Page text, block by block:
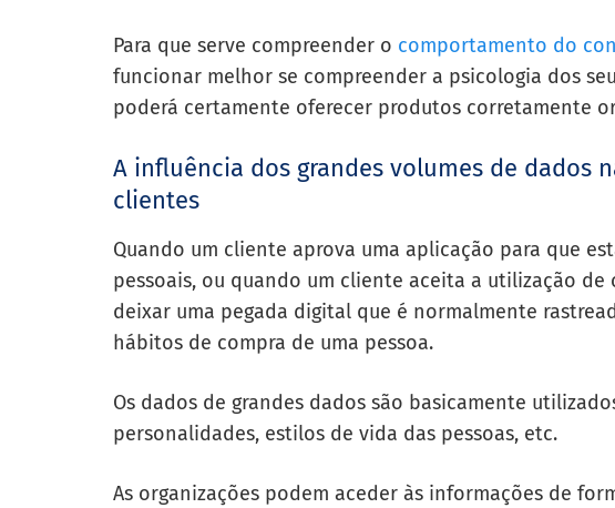
Para que serve compreender o comportamento do
funcionar melhor se compreender a psicologia dos
poderá certamente oferecer produtos corretamente
A influência dos grandes volumes de dados
clientes
Quando um cliente aprova uma aplicação para que
pessoais, ou quando um cliente aceita a utilização de
deixar uma pegada digital que é normalmente
hábitos de compra de uma pessoa.
Os dados de grandes dados são basicamente
personalidades, estilos de vida das pessoas, etc.
As organizações podem aceder às informações de